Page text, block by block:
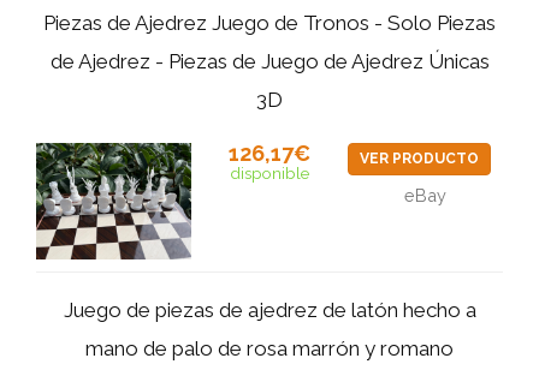
Piezas de Ajedrez Juego de Tronos - Solo Piezas
de Ajedrez - Piezas de Juego de Ajedrez Únicas
3D
126,17€
disponible
VER PRODUCTO
eBay
Juego de piezas de ajedrez de latón hecho a
mano de palo de rosa marrón y romano